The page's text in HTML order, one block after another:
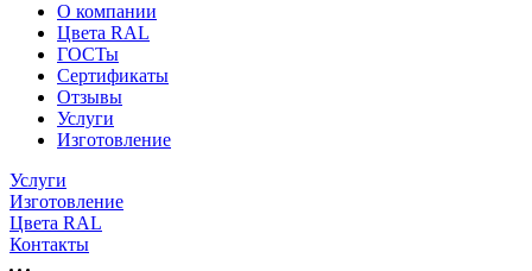
О компании
Цвета RAL
ГОСТы
Сертификаты
Отзывы
Услуги
Изготовление
Услуги
Изготовление
Цвета RAL
Контакты